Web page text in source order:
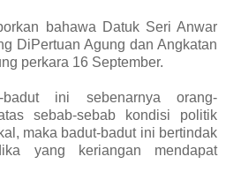
bahawa Datuk Seri Anwar
DiPertuan Agung dan Angkatan
perkara 16 September.
ini sebenarnya orang-
sebab-sebab kondisi politik
maka badut-badut ini bertindak
yang keriangan mendapat